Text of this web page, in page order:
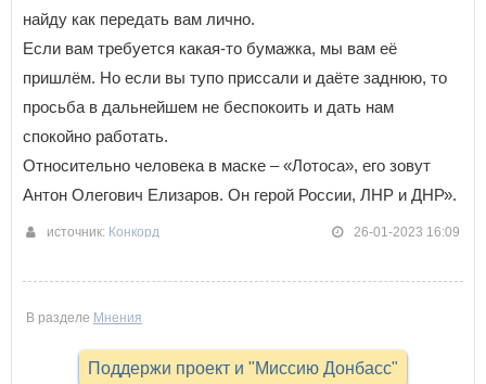
найду как передать вам лично.
Если вам требуется какая-то бумажка, мы вам её
пришлём. Но если вы тупо приссали и даёте заднюю, то
просьба в дальнейшем не беспокоить и дать нам
спокойно работать.
Относительно человека в маске – «Лотоса», его зовут
Антон Олегович Елизаров. Он герой России, ЛНР и ДНР».
источник: Конкорд 26-01-2023 16:09
В разделе Мнения
Поддержи проект и "Миссию Донбасс"